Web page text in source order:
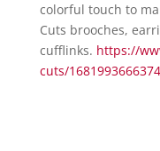
colorful touch to
Cuts brooches,
cufflinks. https://
cuts/